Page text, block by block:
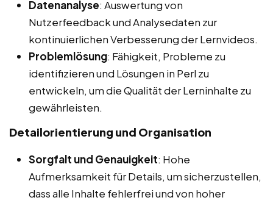
Datenanalyse: Auswertung von
Nutzerfeedback und Analysedaten zur
kontinuierlichen Verbesserung der Lernvideos.
Problemlösung: Fähigkeit, Probleme zu
identifizieren und Lösungen in Perl zu
entwickeln, um die Qualität der Lerninhalte zu
gewährleisten.
Detailorientierung und Organisation
Sorgfalt und Genauigkeit: Hohe
Aufmerksamkeit für Details, um sicherzustellen,
dass alle Inhalte fehlerfrei und von hoher